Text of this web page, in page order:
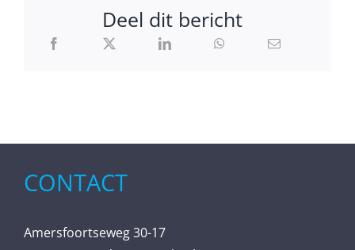
Deel dit bericht
CONTACT
Amersfoortseweg 30-17